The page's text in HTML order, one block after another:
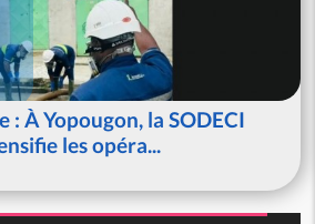
: À Yopougon, la SODECI
les opéra...